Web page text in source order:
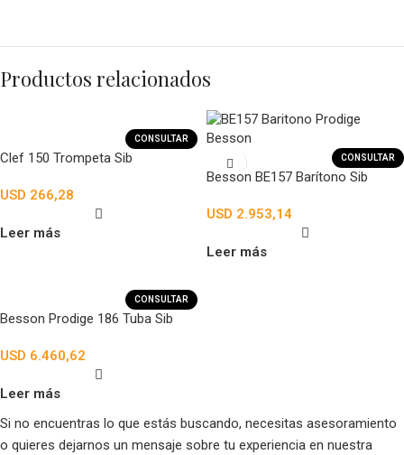
Productos relacionados
CONSULTAR
Clef 150 Trompeta Sib
USD 266,28
Leer más
CONSULTAR
Besson BE157 Barítono Sib
USD 2.953,14
Leer más
CONSULTAR
Besson Prodige 186 Tuba Sib
USD 6.460,62
Leer más
Si no encuentras lo que estás buscando, necesitas asesoramiento
o quieres dejarnos un mensaje sobre tu experiencia en nuestra